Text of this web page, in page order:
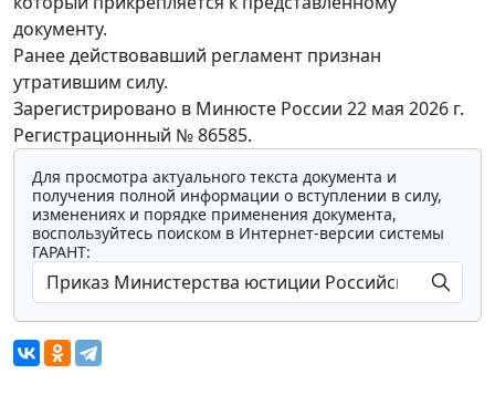
документу.
Ранее действовавший регламент признан
утратившим силу.
Зарегистрировано в Минюсте России 22 мая 2026 г.
Регистрационный № 86585.
Для просмотра актуального текста документа и
получения полной информации о вступлении в силу,
изменениях и порядке применения документа,
воспользуйтесь поиском в Интернет-версии системы
ГАРАНТ:
Мы обрабатываем локальные данные